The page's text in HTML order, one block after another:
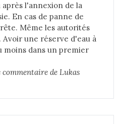
l'annexion de la
En cas de panne de
Même les autorités
Avoir une réserve d'eau à
moins dans un premier
commentaire de Lukas